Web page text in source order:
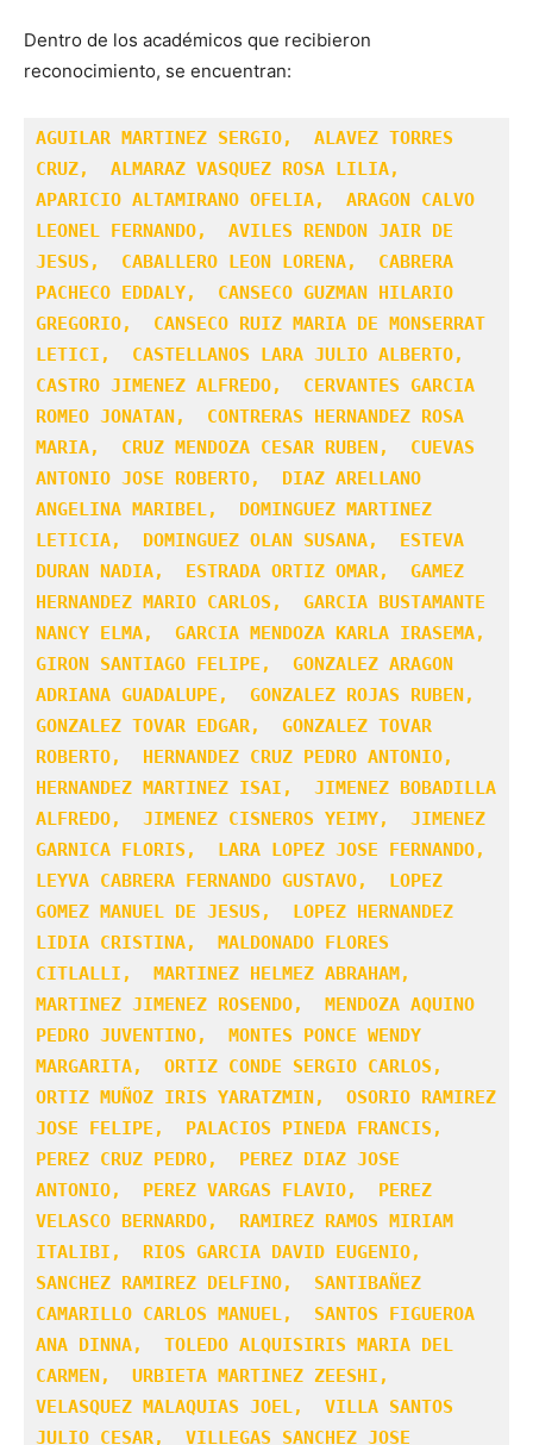
Dentro de los académicos que recibieron
reconocimiento, se encuentran:
AGUILAR MARTINEZ SERGIO,  ALAVEZ TORRES
CRUZ,  ALMARAZ VASQUEZ ROSA LILIA,
APARICIO ALTAMIRANO OFELIA,  ARAGON CALVO
LEONEL FERNANDO,  AVILES RENDON JAIR DE
JESUS,  CABALLERO LEON LORENA,  CABRERA
PACHECO EDDALY,  CANSECO GUZMAN HILARIO
GREGORIO,  CANSECO RUIZ MARIA DE MONSERRAT
LETICI,  CASTELLANOS LARA JULIO ALBERTO,
CASTRO JIMENEZ ALFREDO,  CERVANTES GARCIA
ROMEO JONATAN,  CONTRERAS HERNANDEZ ROSA
MARIA,  CRUZ MENDOZA CESAR RUBEN,  CUEVAS
ANTONIO JOSE ROBERTO,  DIAZ ARELLANO
ANGELINA MARIBEL,  DOMINGUEZ MARTINEZ
LETICIA,  DOMINGUEZ OLAN SUSANA,  ESTEVA
DURAN NADIA,  ESTRADA ORTIZ OMAR,  GAMEZ
HERNANDEZ MARIO CARLOS,  GARCIA BUSTAMANTE
NANCY ELMA,  GARCIA MENDOZA KARLA IRASEMA,
GIRON SANTIAGO FELIPE,  GONZALEZ ARAGON
ADRIANA GUADALUPE,  GONZALEZ ROJAS RUBEN,
GONZALEZ TOVAR EDGAR,  GONZALEZ TOVAR
ROBERTO,  HERNANDEZ CRUZ PEDRO ANTONIO,
HERNANDEZ MARTINEZ ISAI,  JIMENEZ BOBADILLA
ALFREDO,  JIMENEZ CISNEROS YEIMY,  JIMENEZ
GARNICA FLORIS,  LARA LOPEZ JOSE FERNANDO,
LEYVA CABRERA FERNANDO GUSTAVO,  LOPEZ
GOMEZ MANUEL DE JESUS,  LOPEZ HERNANDEZ
LIDIA CRISTINA,  MALDONADO FLORES
CITLALLI,  MARTINEZ HELMEZ ABRAHAM,
MARTINEZ JIMENEZ ROSENDO,  MENDOZA AQUINO
PEDRO JUVENTINO,  MONTES PONCE WENDY
MARGARITA,  ORTIZ CONDE SERGIO CARLOS,
ORTIZ MUÑOZ IRIS YARATZMIN,  OSORIO RAMIREZ
JOSE FELIPE,  PALACIOS PINEDA FRANCIS,
PEREZ CRUZ PEDRO,  PEREZ DIAZ JOSE
ANTONIO,  PEREZ VARGAS FLAVIO,  PEREZ
VELASCO BERNARDO,  RAMIREZ RAMOS MIRIAM
ITALIBI,  RIOS GARCIA DAVID EUGENIO,
SANCHEZ RAMIREZ DELFINO,  SANTIBAÑEZ
CAMARILLO CARLOS MANUEL,  SANTOS FIGUEROA
ANA DINNA,  TOLEDO ALQUISIRIS MARIA DEL
CARMEN,  URBIETA MARTINEZ ZEESHI,
VELASQUEZ MALAQUIAS JOEL,  VILLA SANTOS
JULIO CESAR,  VILLEGAS SANCHEZ JOSE